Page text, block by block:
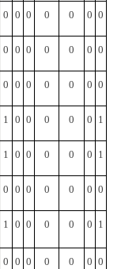
0 0 0 0 0 0 0
0 0 0 0 0 0 0
0 0 0 0 0 0 0
1 0 0 0 0 0 1
1 0 0 0 0 0 1
0 0 0 0 0 0 0
1 0 0 0 0 0 1
0 0 0 0 0 0 0